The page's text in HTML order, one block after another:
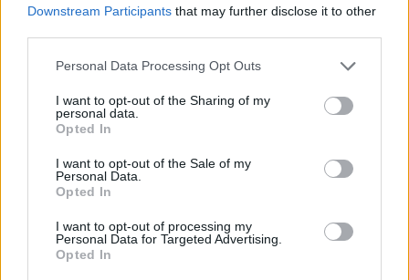
Downstream Participants that may further disclose it to other
Please note that this website/app uses one or more Google
not limited to your visit or usage behaviour. You may click to
grant or deny consent to Google and its third-party tags to
use your data for below specified purposes in below Google
consent section.
Personal Data Processing Opt Outs
I want to opt-out of the Sharing of my
personal data.
Opted In
I want to opt-out of the Sale of my
Personal Data.
Opted In
I want to opt-out of processing my
Personal Data for Targeted Advertising.
Opted In
I bastoncini vanno trasferiti in una ciotola capiente
cucchiaino di paprika dolce e un cucchiaino di
rosmarino secco sbriciolato. Regolare il sale e il
pepe. Per un sapore più deciso si può aggiungere
rosmarino consalvia maggiorana
. Chi preferisce
il piccante può usare una spolverata di
peperoncino in polvere, che esalterà il contrasto
con la dolcezza naturale del sedano rapa.